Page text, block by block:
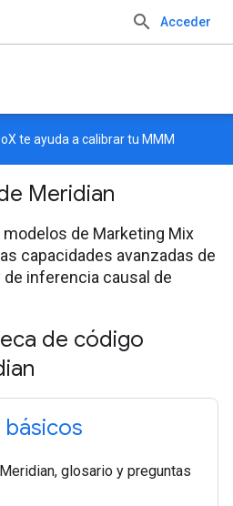
Acceder
te ayuda a calibrar tu MMM
Meridian
modelos de Marketing Mix
capacidades avanzadas de
inferencia causal de
de código
glosario y preguntas